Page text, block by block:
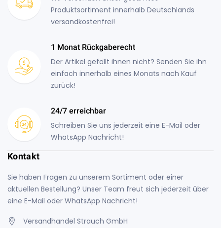
Produktsortiment innerhalb Deutschlands
versandkostenfrei!
1 Monat Rückgaberecht
Der Artikel gefällt ihnen nicht? Senden Sie ihn
einfach innerhalb eines Monats nach Kauf
zurück!
24/7 erreichbar
Schreiben Sie uns jederzeit eine E-Mail oder
WhatsApp Nachricht!
Kontakt
Sie haben Fragen zu unserem Sortiment oder einer
aktuellen Bestellung? Unser Team freut sich jederzeit über
eine E-Mail oder WhatsApp Nachricht!
Versandhandel Strauch GmbH